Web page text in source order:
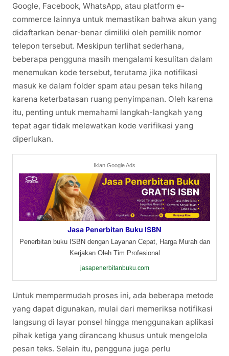
Google, Facebook, WhatsApp, atau platform e-
commerce lainnya untuk memastikan bahwa akun yang
didaftarkan benar-benar dimiliki oleh pemilik nomor
telepon tersebut. Meskipun terlihat sederhana,
beberapa pengguna masih mengalami kesulitan dalam
menemukan kode tersebut, terutama jika notifikasi
masuk ke dalam folder spam atau pesan teks hilang
karena keterbatasan ruang penyimpanan. Oleh karena
itu, penting untuk memahami langkah-langkah yang
tepat agar tidak melewatkan kode verifikasi yang
diperlukan.
Iklan Google Ads
Jasa Penerbitan Buku ISBN
Penerbitan buku ISBN dengan Layanan Cepat, Harga Murah dan
Kerjakan Oleh Tim Profesional
jasapenerbitanbuku.com
Untuk mempermudah proses ini, ada beberapa metode
yang dapat digunakan, mulai dari memeriksa notifikasi
langsung di layar ponsel hingga menggunakan aplikasi
pihak ketiga yang dirancang khusus untuk mengelola
pesan teks. Selain itu, pengguna juga perlu